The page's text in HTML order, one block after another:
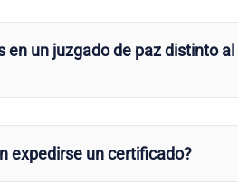
en un juzgado de paz distinto
expedirse un certificado?